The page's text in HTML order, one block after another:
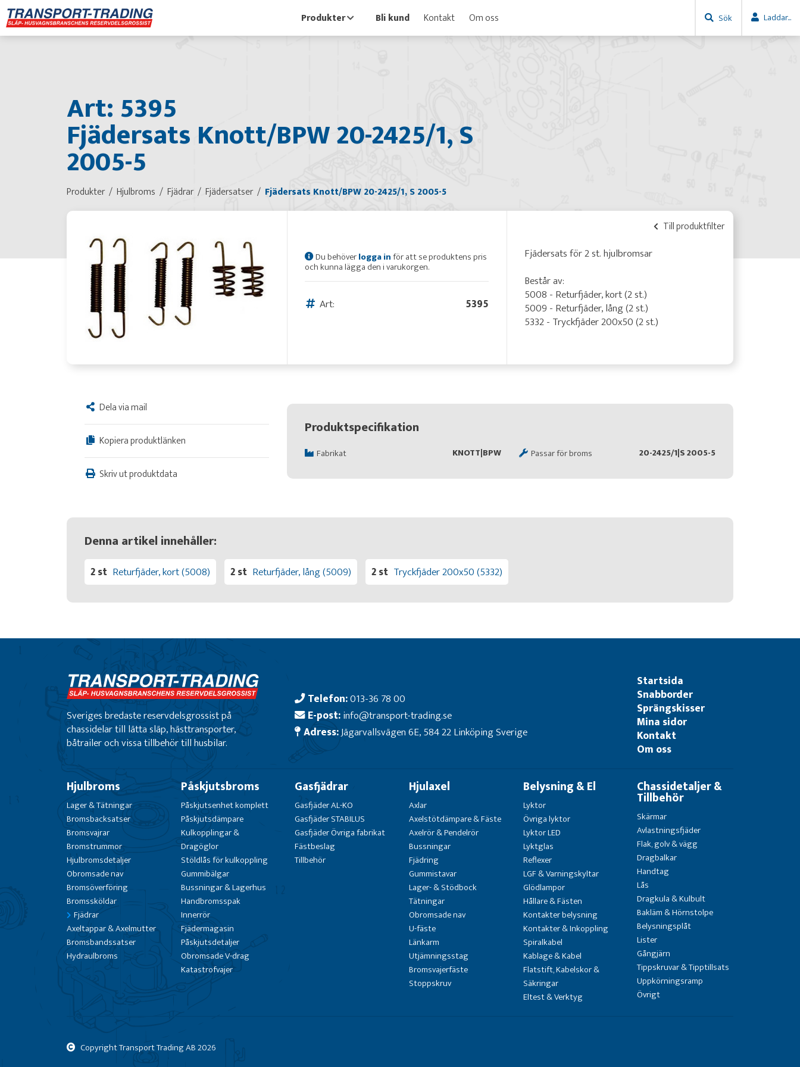
Produkter Bli kund Kontakt Om oss Sök Laddar...
Art: 5395
Fjädersats Knott/BPW 20-2425/1, S
2005-5
Produkter Hjulbroms Fjädrar Fjädersatser Fjädersats Knott/BPW 20-2425/1, S 2005-5
Till produktfilter
Du behöverlogga inför att se produktens pris
och kunna lägga den i varukorgen.
Art: 5395
Fjädersats för 2 st. hjulbromsar
Består av:
5008 - Returfjäder, kort (2 st.)
5009 - Returfjäder, lång (2 st.)
5332 - Tryckfjäder 200x50 (2 st.)
Dela via mail
Kopiera produktlänken
Skriv ut produktdata
Produktspecifikation
Fabrikat KNOTT|BPW Passar för broms 20-2425/1|S 2005-5
Denna artikel innehåller:
2 st Returfjäder, kort (5008) 2 st Returfjäder, lång (5009) 2 st Tryckfjäder 200x50 (5332)
Sveriges bredaste reservdelsgrossist på
chassidelar till lätta släp, hästtransporter,
båtrailer och vissa tillbehör till husbilar.
Telefon:013-36 78 00
E-post:info@transport-trading.se
Adress:Jägarvallsvägen 6E, 584 22 Linköping Sverige
Startsida
Snabborder
Sprängskisser
Mina sidor
Kontakt
Om oss
Hjulbroms
Lager & Tätningar
Bromsbacksatser
Bromsvajrar
Bromstrummor
Hjulbromsdetaljer
Obromsade nav
Bromsöverföring
Bromssköldar
Fjädrar
Axeltappar & Axelmutter
Bromsbandssatser
Hydraulbroms
Påskjutsbroms
Påskjutsenhet komplett
Påskjutsdämpare
Kulkopplingar &
Dragöglor
Stöldlås för kulkoppling
Gummibälgar
Bussningar & Lagerhus
Handbromsspak
Innerrör
Fjädermagasin
Påskjutsdetaljer
Obromsade V-drag
Katastrofvajer
Gasfjädrar
Gasfjäder AL-KO
Gasfjäder STABILUS
Gasfjäder Övriga fabrikat
Fästbeslag
Tillbehör
Hjulaxel
Axlar
Axelstötdämpare & Fäste
Axelrör & Pendelrör
Bussningar
Fjädring
Gummistavar
Lager- & Stödbock
Tätningar
Obromsade nav
U-fäste
Länkarm
Utjämningsstag
Bromsvajerfäste
Stoppskruv
Belysning & El
Lyktor
Övriga lyktor
Lyktor LED
Lyktglas
Reflexer
LGF & Varningskyltar
Glödlampor
Hållare & Fästen
Kontakter belysning
Kontakter & Inkoppling
Spiralkabel
Kablage & Kabel
Flatstift, Kabelskor &
Säkringar
Eltest & Verktyg
Chassidetaljer &
Tillbehör
Skärmar
Avlastningsfjäder
Flak, golv & vägg
Dragbalkar
Handtag
Lås
Dragkula & Kulbult
Bakläm & Hörnstolpe
Belysningsplåt
Lister
Gångjärn
Tippskruvar & Tipptillsats
Uppkörningsramp
Övrigt
Copyright Transport Trading AB2026